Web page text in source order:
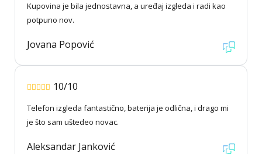
Kupovina je bila jednostavna, a uređaj izgleda i radi kao
potpuno nov.
Jovana Popović
10/10
Telefon izgleda fantastično, baterija je odlična, i drago mi
je što sam uštedeo novac.
Aleksandar Janković